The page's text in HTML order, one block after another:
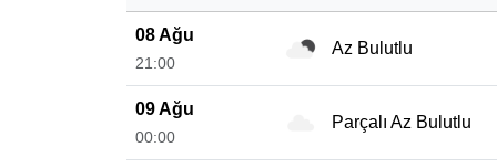
08 Ağu
21:00
Az Bulutlu
09 Ağu
00:00
Parçalı Az Bulutlu